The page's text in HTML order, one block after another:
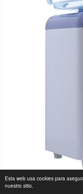
Esta web usa cookies para
nuestro sitio.